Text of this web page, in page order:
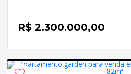
R$ 2.300.000,00